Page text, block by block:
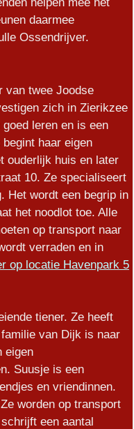
helpen mee het
daarmee
Ossendrijver.
van twee Joodse
zich in Zierikzee
leren en is een
haar eigen
ouderlijk huis en later
10. Ze specialiseert
Het wordt een begrip in
het noodlot toe. Alle
op transport naar
verraden en in
op locatie Havenpark 5
tiener. Ze heeft
van Dijk is naar
eigen
Suusje is een
en vriendinnen.
worden op transport
een aantal